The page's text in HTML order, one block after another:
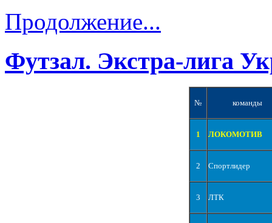
Продолжение...
Футзал. Экстра-лига
№ команды
1 ЛОКОМОТИВ
2 Спортлидер
3 ЛТК